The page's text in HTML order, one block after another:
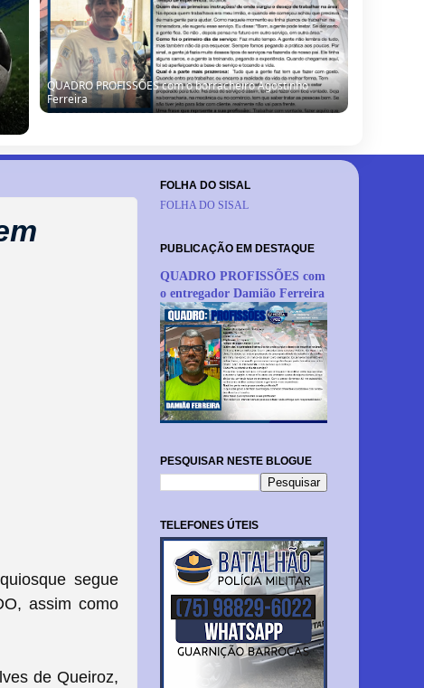
Seleção de Barrocas encara Santanópolis no terceiro
teste para o Intermunicipal 2026
segue
assim como
de Queiroz,
FOLHA DO SISAL
FOLHA DO SISAL
PUBLICAÇÃO EM DESTAQUE
QUADRO PROFISSÕES com
o entregador Damião Ferreira
PESQUISAR NESTE BLOGUE
TELEFONES ÚTEIS